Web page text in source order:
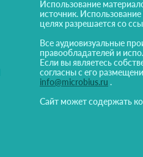
Использование
источник.
целях разрешается со
Все аудиовизуальные
правообладателей и
Если вы являетесь
согласны с его
info@microbius.ru .
Сайт может содержать